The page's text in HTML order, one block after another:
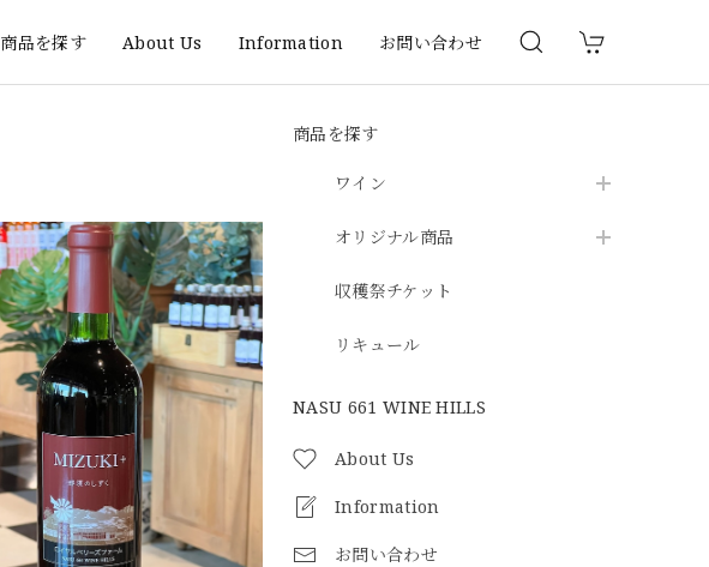
商品を探す About Us Information お問い合わせ
商品を探す
ワイン
オリジナル商品
収穫祭チケット
リキュール
NASU 661 WINE HILLS
About Us
Information
お問い合わせ